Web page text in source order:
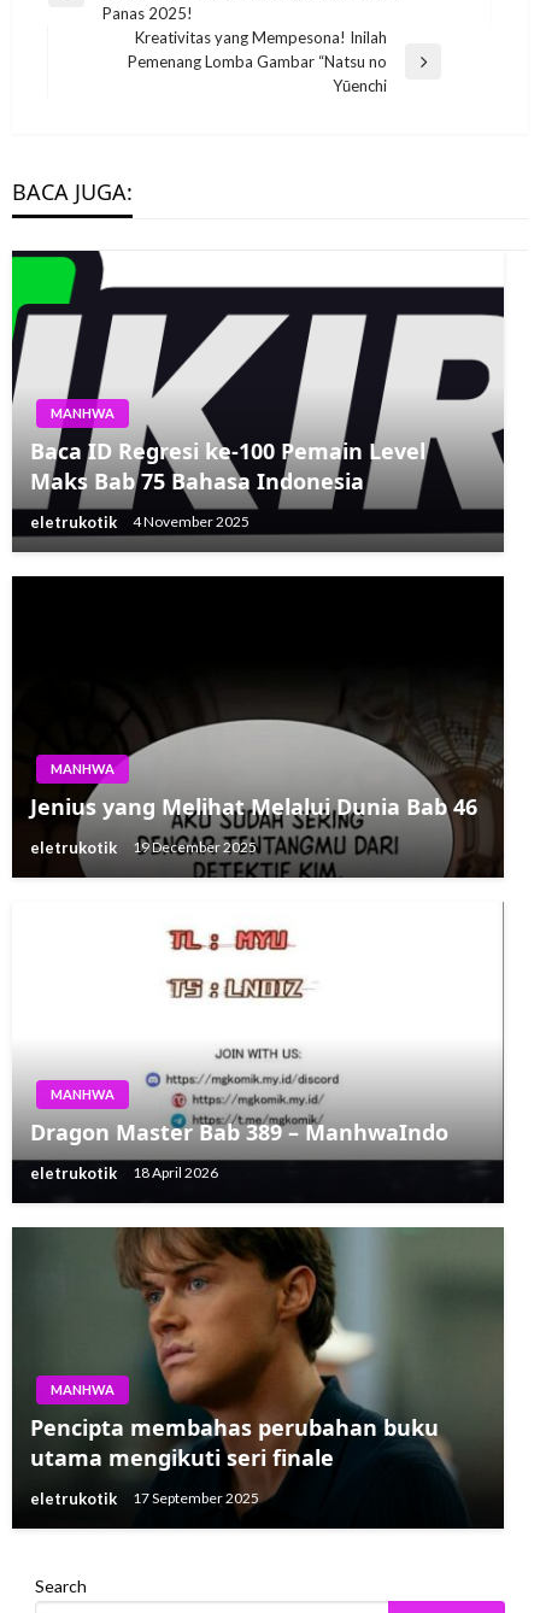
Panas 2025!
Kreativitas yang Mempesona! Inilah
Pemenang Lomba Gambar “Natsu no
Yūenchi
BACA JUGA:
MANHWA
Baca ID Regresi ke-100 Pemain Level
Maks Bab 75 Bahasa Indonesia
eletrukotik 4 November 2025
MANHWA
Jenius yang Melihat Melalui Dunia Bab 46
eletrukotik 19 December 2025
MANHWA
Dragon Master Bab 389 – ManhwaIndo
eletrukotik 18 April 2026
MANHWA
Pencipta membahas perubahan buku
utama mengikuti seri finale
eletrukotik 17 September 2025
Search